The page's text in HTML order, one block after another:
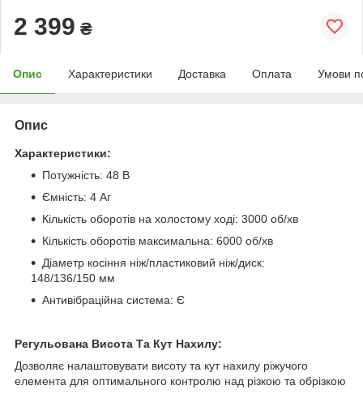
2 399 ₴
Опис Характеристики Доставка Оплата Умови
Опис
Характеристики:
Потужність: 48 В
Ємність: 4 Аг
Кількість оборотів на холостому ході: 3000 об/хв
Кількість оборотів максимальна: 6000 об/хв
Діаметр косіння ніж/пластиковий ніж/диск:
148/136/150 мм
Антивібраційна система: Є
Регульована Висота Та Кут Нахилу:
Дозволяє налаштовувати висоту та кут нахилу ріжучого
елемента для оптимального контролю над різкою та обрізкою